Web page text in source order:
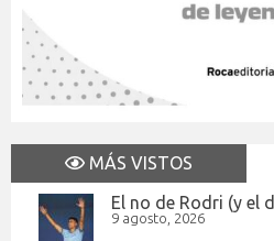
MÁS VISTOS
El no de Rodri (y el
9 agosto, 2026